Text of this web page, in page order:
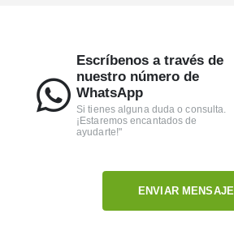
Escríbenos a través de
nuestro número de
WhatsApp
Si tienes alguna duda o consulta.
¡Estaremos encantados de
ayudarte!"
ENVIAR MENSAJE